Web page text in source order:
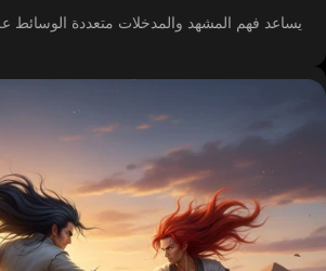
يساعد فهم المشهد والمدخلات متعددة الوسائط